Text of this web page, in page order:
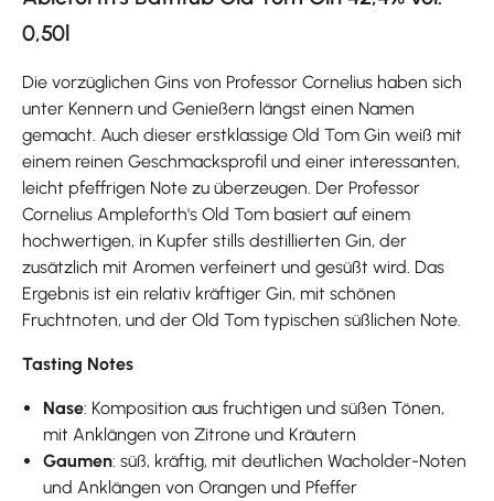
0,50l
Die vorzüglichen Gins von Professor Cornelius haben sich
unter Kennern und Genießern längst einen Namen
gemacht. Auch dieser erstklassige Old Tom Gin weiß mit
einem reinen Geschmacksprofil und einer interessanten,
leicht pfeffrigen Note zu überzeugen. Der Professor
Cornelius Ampleforth's Old Tom basiert auf einem
hochwertigen, in Kupfer stills destillierten Gin, der
zusätzlich mit Aromen verfeinert und gesüßt wird. Das
Ergebnis ist ein relativ kräftiger Gin, mit schönen
Fruchtnoten, und der Old Tom typischen süßlichen Note.
Tasting Notes
Nase: Komposition aus fruchtigen und süßen Tönen,
mit Anklängen von Zitrone und Kräutern
Gaumen: süß, kräftig, mit deutlichen Wacholder-Noten
und Anklängen von Orangen und Pfeffer